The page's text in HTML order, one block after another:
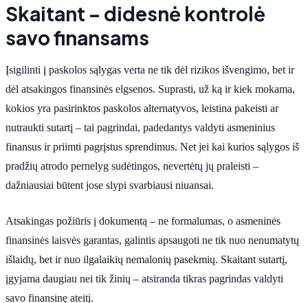
Skaitant – didesnė kontrolė
savo finansams
Įsigilinti į paskolos sąlygas verta ne tik dėl rizikos išvengimo, bet ir
dėl atsakingos finansinės elgsenos. Suprasti, už ką ir kiek mokama,
kokios yra pasirinktos paskolos alternatyvos, leistina pakeisti ar
nutraukti sutartį – tai pagrindai, padedantys valdyti asmeninius
finansus ir priimti pagrįstus sprendimus. Net jei kai kurios sąlygos iš
pradžių atrodo pernelyg sudėtingos, nevertėtų jų praleisti –
dažniausiai būtent jose slypi svarbiausi niuansai.
Atsakingas požiūris į dokumentą – ne formalumas, o asmeninės
finansinės laisvės garantas, galintis apsaugoti ne tik nuo nenumatytų
išlaidų, bet ir nuo ilgalaikių nemalonių pasekmių. Skaitant sutartį,
įgyjama daugiau nei tik žinių – atsiranda tikras pagrindas valdyti
savo finansinę ateitį.